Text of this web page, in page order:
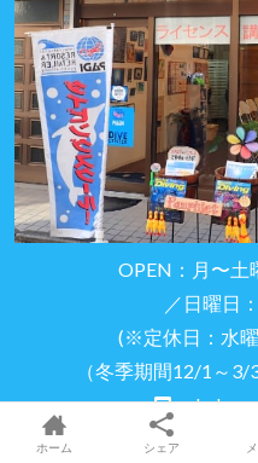
OPEN：月〜土
／日曜日
(※定休日：水
（冬季期間12/1～3/
090-
ホーム シェア